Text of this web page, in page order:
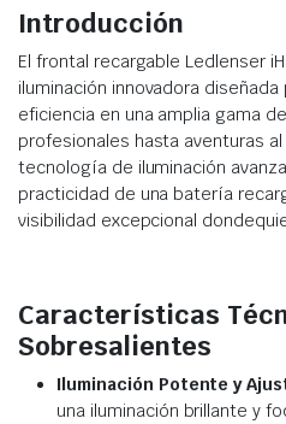
Introducción
El frontal recargable Ledlenser
iluminación innovadora
eficiencia en una amplia gama
profesionales hasta aventuras al
tecnología de iluminación
practicidad de una batería
visibilidad excepcional
Características
Sobresalientes
Iluminación Potente y
una iluminación brillante y